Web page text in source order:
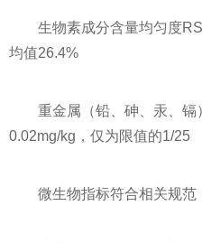
生物素成分含量均匀度
均值26.4%
重金属（铅、砷、汞、镉
0.02mg/kg，仅为限值的1/25
微生物指标符合相关规范